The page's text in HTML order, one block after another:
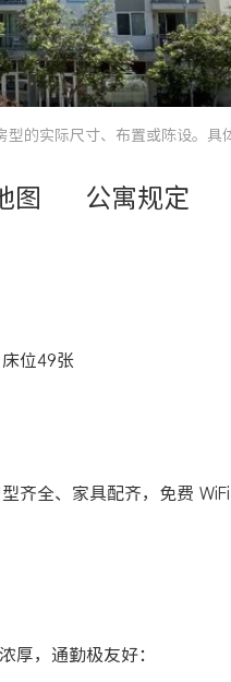
的实际尺寸、布置或陈设。具
图 公寓规定
床位49张
齐全、家具配齐，免费
厚，通勤极友好：